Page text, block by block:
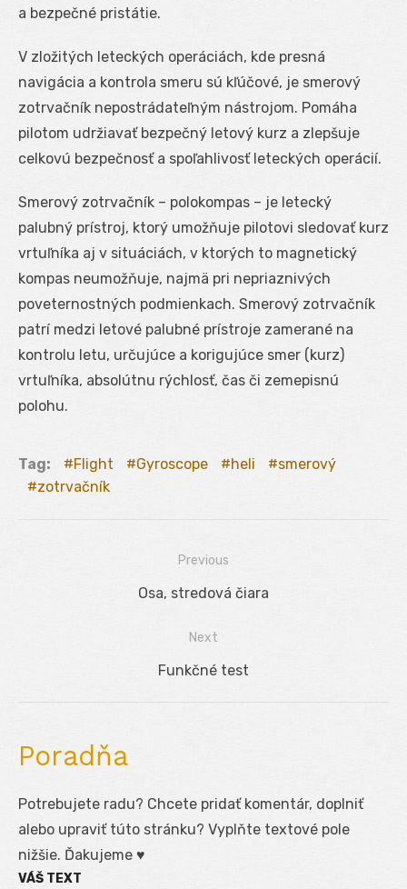
a bezpečné pristátie.
V zložitých leteckých operáciách, kde presná
navigácia a kontrola smeru sú kľúčové, je smerový
zotrvačník nepostrádateľným nástrojom. Pomáha
pilotom udržiavať bezpečný letový kurz a zlepšuje
celkovú bezpečnosť a spoľahlivosť leteckých operácií.
Smerový zotrvačník – polokompas – je letecký
palubný prístroj, ktorý umožňuje pilotovi sledovať kurz
vrtuľníka aj v situáciách, v ktorých to magnetický
kompas neumožňuje, najmä pri nepriaznivých
poveternostných podmienkach. Smerový zotrvačník
patrí medzi letové palubné prístroje zamerané na
kontrolu letu, určujúce a korigujúce smer (kurz)
vrtuľníka, absolútnu rýchlosť, čas či zemepisnú
polohu.
Tag: Flight Gyroscope heli
smerový
zotrvačník
Navigácia
Previous
Previous
Osa, stredová čiara
Next
Next
Funkčné test
Poradňa
Potrebujete radu? Chcete pridať komentár, doplniť
alebo upraviť túto stránku? Vyplňte textové pole
nižšie. Ďakujeme ♥
VÁŠ TEXT